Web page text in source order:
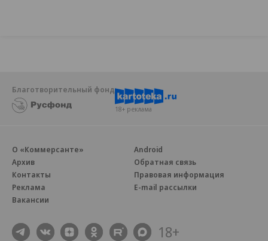
Благотворительный фонд
18+ реклама
О «Коммерсанте»
Архив
Контакты
Реклама
Вакансии
Android
Обратная связь
Правовая информация
E-mail рассылки
18+